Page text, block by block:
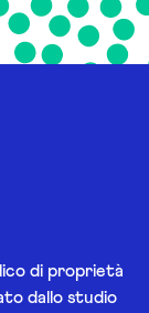
di proprietà
dallo studio